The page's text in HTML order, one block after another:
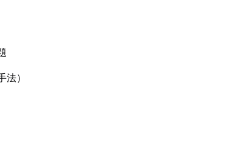
法）